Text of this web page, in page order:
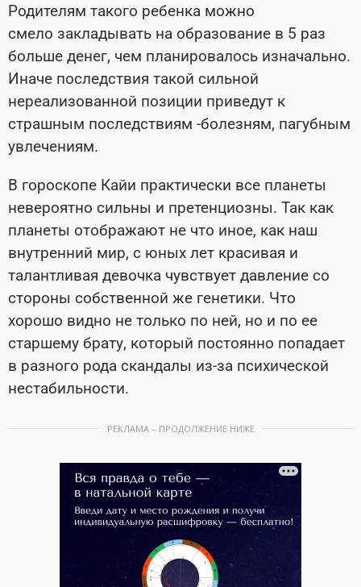
Родителям такого ребенка можно
смело закладывать на образование в 5 раз
больше денег, чем планировалось изначально.
Иначе последствия такой сильной
нереализованной позиции приведут к
страшным последствиям -болезням, пагубным
увлечениям.
В гороскопе Кайи практически все планеты
невероятно сильны и претенциозны. Так как
планеты отображают не что иное, как наш
внутренний мир, с юных лет красивая и
талантливая девочка чувствует давление со
стороны собственной же генетики. Что
хорошо видно не только по ней, но и по ее
старшему брату, который постоянно попадает
в разного рода скандалы из-за психической
нестабильности.
РЕКЛАМА – ПРОДОЛЖЕНИЕ НИЖЕ